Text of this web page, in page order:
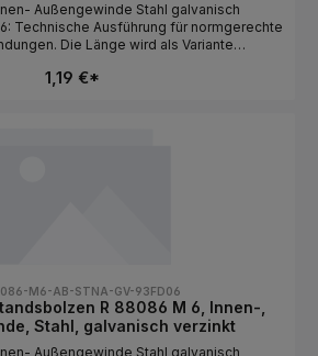
Außengewinde Stahl galvanisch
Technische Ausführung für normgerechte
Die Länge wird als Variante
1,19 €*
M6-AB-STNA-GV-93FD06
R 88086 M 6, Innen-,
Stahl, galvanisch verzinkt
Außengewinde Stahl galvanisch